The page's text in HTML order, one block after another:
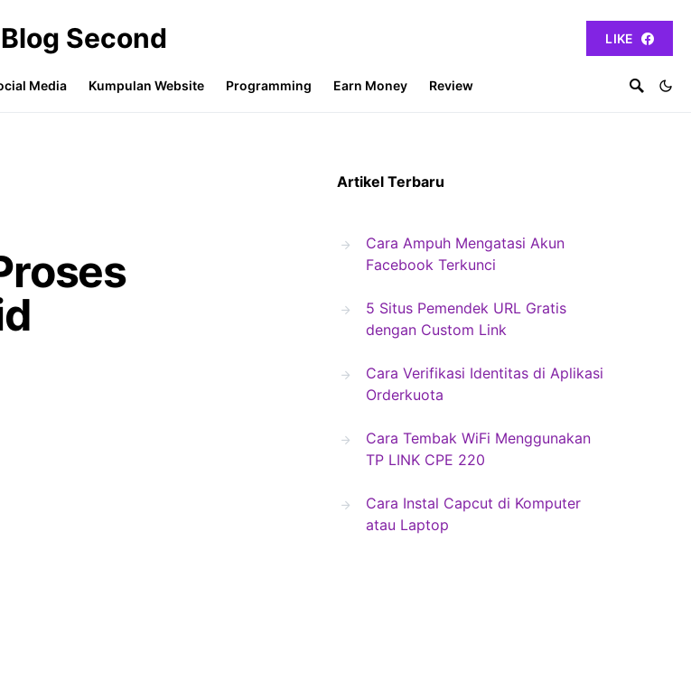
Blog Second LIKE
Media Kumpulan Website Programming Earn Money Review
Artikel Terbaru
Cara Ampuh Mengatasi Akun
Facebook Terkunci
5 Situs Pemendek URL Gratis
dengan Custom Link
Cara Verifikasi Identitas di Aplikasi
Orderkuota
Cara Tembak WiFi Menggunakan
TP LINK CPE 220
Cara Instal Capcut di Komputer
atau Laptop